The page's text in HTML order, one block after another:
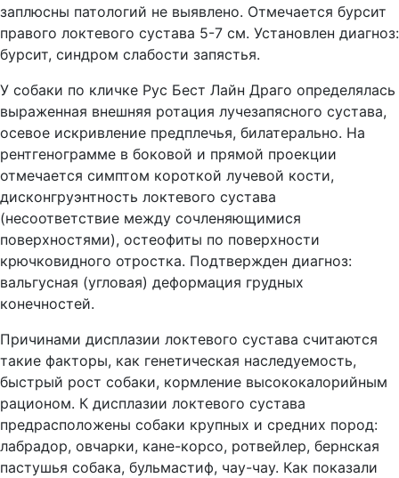
заплюсны патологий не выявлено. Отмечается бурсит
правого локтевого сустава 5-7 см. Установлен диагноз:
бурсит, синдром слабости запястья.
У собаки по кличке Рус Бест Лайн Драго определялась
выраженная внешняя ротация лучезапясного сустава,
осевое искривление предплечья, билатерально. На
рентгенограмме в боковой и прямой проекции
отмечается симптом короткой лучевой кости,
дисконгруэнтность локтевого сустава
(несоответствие между сочленяющимися
поверхностями), остеофиты по поверхности
крючковидного отростка. Подтвержден диагноз:
вальгусная (угловая) деформация грудных
конечностей.
Причинами дисплазии локтевого сустава считаются
такие факторы, как генетическая наследуемость,
быстрый рост собаки, кормление высококалорийным
рационом. К дисплазии локтевого сустава
предрасположены собаки крупных и средних пород:
лабрадор, овчарки, кане-корсо, ротвейлер, бернская
пастушья собака, бульмастиф, чау-чау. Как показали